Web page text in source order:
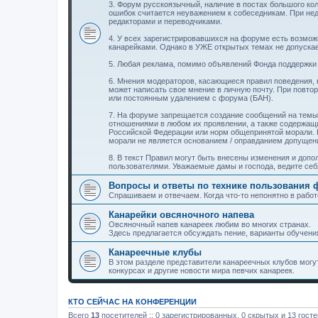
3. Форум русскоязычный, наличие в постах большого
ошибок считается неуважением к собеседникам. При
редакторами и переводчиками.
4. У всех зарегистрировавшихся на форуме есть
канарейками. Однако в УЖЕ открытых темах не
5. Любая реклама, помимо объявлений Фонда поддержки
6. Мнения модераторов, касающиеся правил
может написать свое мнение в личную почту. При
или постоянным удалением с форума (БАН).
7. На форуме запрещается создание сообщений на
отношениями в любом их проявлении, а также
Российской Федерации или норм общепринятой
морали не является основанием / оправданием
8. В текст Правил могут быть внесены изменения и
пользователями. Уважаемые дамы и господа, ведите
Вопросы и ответы по технике пользования
Спрашиваем и отвечаем. Когда что-то непонятно в
Канарейки овсяночного напева
Овсяночный напев канареек любим во многих странах.
Здесь предлагается обсуждать пение, варианты
Канареечные клубы
В этом разделе представители канареечных клубов
конкурсах и другие новости мира певчих канареек.
КТО СЕЙЧАС НА КОНФЕРЕНЦИИ
Всего 13 посетителей :: 0 зарегистрированных, 0 скрытых и 13